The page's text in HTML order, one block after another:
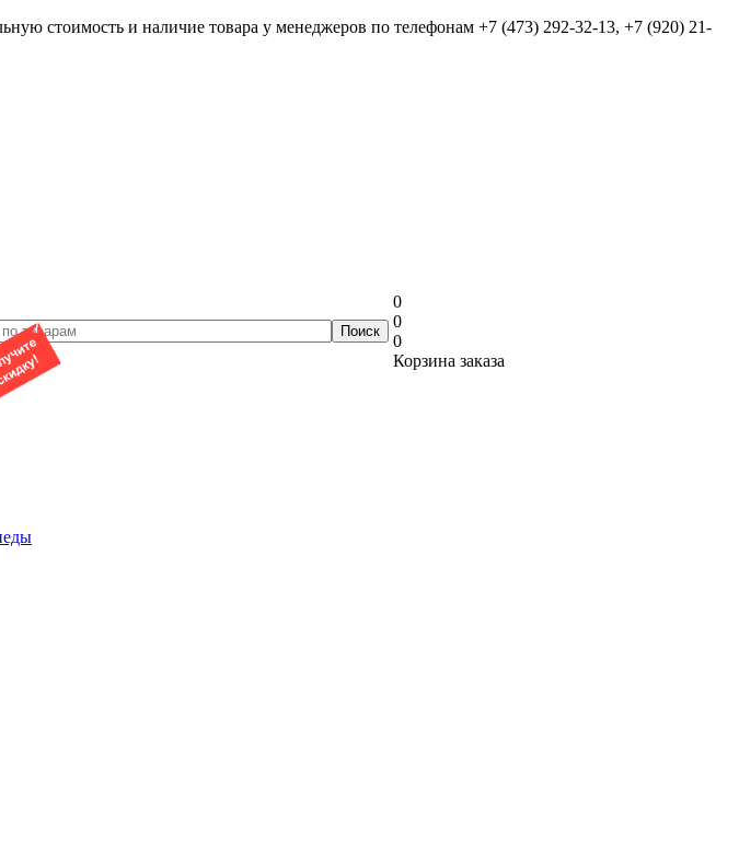
стоимость и наличие товара у менеджеров по телефонам +7 (473) 292-32-13, +7 (920) 21-
0
0
0
Корзина заказа